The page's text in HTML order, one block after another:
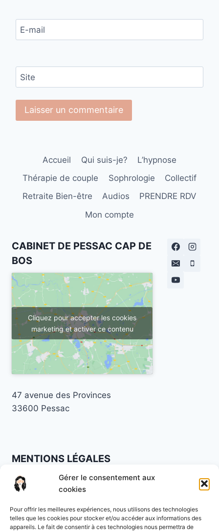
Gérer le consentement aux
cookies
Pour offrir les meilleures expériences, nous utilisons des technologies
telles que les cookies pour stocker et/ou accéder aux informations des
appareils. Le fait de consentir à ces technologies nous permettra de
E-mail
Site
Accueil Qui suis-je?
L’hypnose
Thérapie de couple
Sophrologie
Collectif
Retraite Bien-être
Audios
PRENDRE RDV
Mon compte
CABINET DE PESSAC CAP DE
BOS
Cliquez pour accepter les cookies
marketing et activer ce contenu
47 avenue des Provinces
33600 Pessac
MENTIONS LÉGALES
Mentions légales ·Politique de confidentialité
CGV
Lundi à vendredi : 9h à 19h30
Samedi : 9h à 16h